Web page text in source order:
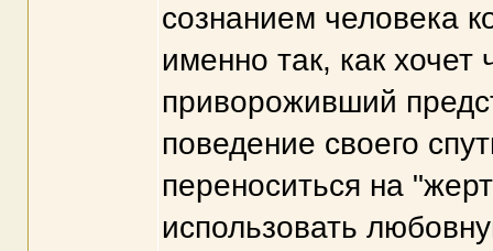
сознанием человека
именно так, как
привороживший
поведение своего
переноситься на
использовать